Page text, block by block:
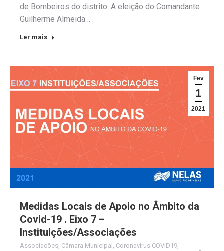
de Bombeiros do distrito. A eleição do Comandante
Guilherme Almeida…
Ler mais
Fev
1
2021
Medidas Locais de Apoio no Âmbito da
Covid-19 . Eixo 7 –
Instituições/Associações
Associações, Câmara Municipal , Coronavirus COVID19,